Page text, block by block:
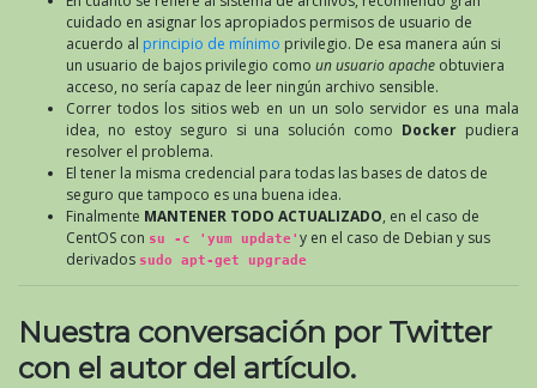
cuidado en asignar los apropiados permisos de usuario de
acuerdo al principio de mínimo privilegio. De esa manera aún si
un usuario de bajos privilegio como un usuario apache obtuviera
acceso, no sería capaz de leer ningún archivo sensible.
Correr todos los sitios web en un un solo servidor es una mala
idea, no estoy seguro si una solución como Docker pudiera
resolver el problema.
El tener la misma credencial para todas las bases de datos de
seguro que tampoco es una buena idea.
Finalmente MANTENER TODO ACTUALIZADO, en el caso de
CentOS con su -c 'yum update' y en el caso de Debian y sus
derivados sudo apt-get upgrade
Nuestra conversación por Twitter
con el autor del artículo.